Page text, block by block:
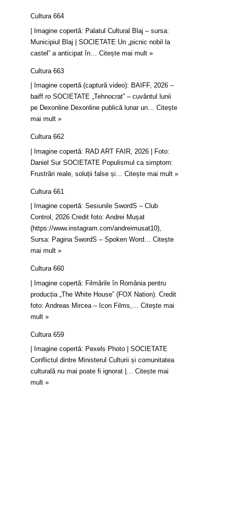
Cultura 664
| Imagine copertă: Palatul Cultural Blaj – sursa:
Municipiul Blaj | SOCIETATE Un „picnic nobil la
castel” a anticipat în… Citește mai mult »
Cultura 663
| Imagine copertă (captură video): BAIFF, 2026 –
baiff.ro SOCIETATE „Tehnocrat” – cuvântul lunii
pe Dexonline Dexonline publică lunar un… Citește
mai mult »
Cultura 662
| Imagine copertă: RAD ART FAIR, 2026 | Foto:
Daniel Sur SOCIETATE Populismul ca simptom:
Frustrări reale, soluții false și… Citește mai mult »
Cultura 661
| Imagine copertă: Sesiunile SwordS – Club
Control, 2026 Credit foto: Andrei Mușat
(https://www.instagram.com/andreimusat10),
Sursa: Pagina SwordS – Spoken Word… Citește
mai mult »
Cultura 660
| Imagine copertă: Filmările în România pentru
producția „The White House” (FOX Nation). Credit
foto: Andreas Mircea – Icon Films,… Citește mai
mult »
Cultura 659
| Imagine copertă: Pexels Photo | SOCIETATE
Conflictul dintre Ministerul Culturii și comunitatea
culturală nu mai poate fi ignorat |… Citește mai
mult »